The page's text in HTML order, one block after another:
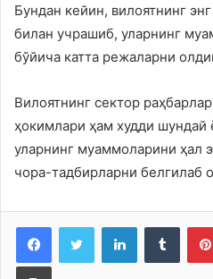
Бундан кейин, вилоятнинг
билан учрашиб, уларнинг
бўйича катта режаларни
Вилоятнинг сектор
ҳокимлари ҳам худди
уларнинг муаммоларини ҳал
чора-тадбирларни белгилаб
LinkedIn
Print